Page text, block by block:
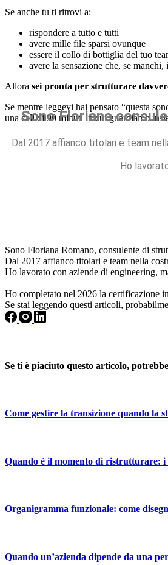
Se anche tu ti ritrovi a:
rispondere a tutto e tutti
avere mille file sparsi ovunque
essere il collo di bottiglia del tuo
avere la sensazione che, se
Allora sei pronta per strutturare
Se mentre leggevi hai pensato “questa
una call di 90 minuti in cui guardiamo
Sono Floriana
Dal 2017 affianco titolari e team
Ho
Sono Floriana Romano, consulente di
Dal 2017 affianco titolari e team nella
Ho lavorato con aziende di engineering,
Ho completato nel 2026 la certificazione
Se stai leggendo questi articoli,
Se ti è piaciuto questo articolo,
Come gestire la transizione quando la
Quando è il momento di ristrutturare: i
Organigramma funzionale: come
Quando un’azienda dipende da una